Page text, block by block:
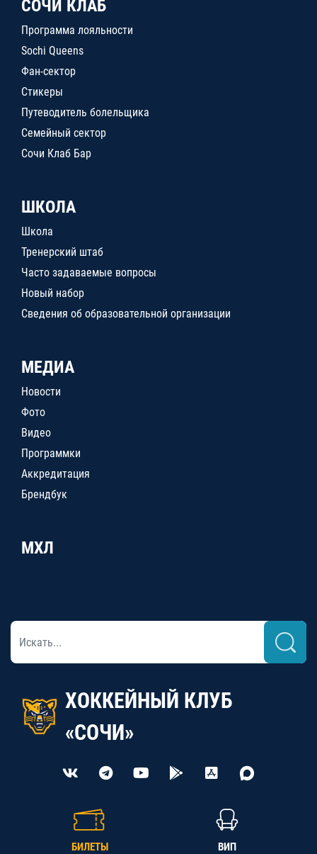
СОЧИ КЛАБ
Программа лояльности
Sochi Queens
Фан-сектор
Стикеры
Путеводитель болельщика
Семейный сектор
Сочи Клаб Бар
ШКОЛА
Школа
Тренерский штаб
Часто задаваемые вопросы
Новый набор
Сведения об образовательной организации
МЕДИА
Новости
Фото
Видео
Программки
Аккредитация
Брендбук
МХЛ
ХОККЕЙНЫЙ КЛУБ
«СОЧИ»
БИЛЕТЫ ВИП